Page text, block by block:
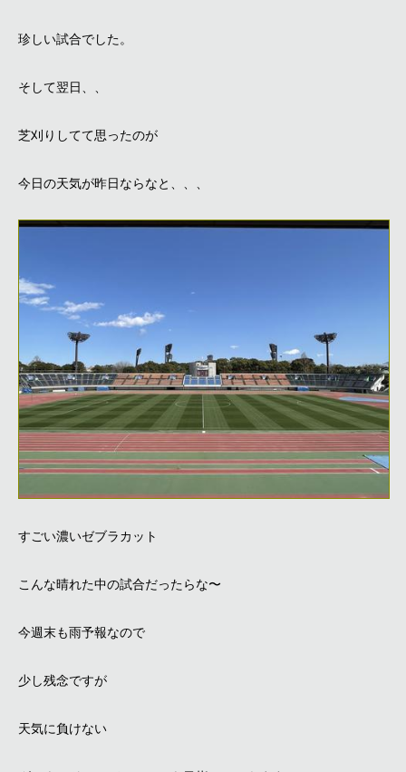
珍しい試合でした。
そして翌日、、
芝刈りしてて思ったのが
今日の天気が昨日ならなと、、、
すごい濃いゼブラカット
こんな晴れた中の試合だったらな〜
今週末も雨予報なので
少し残念ですが
天気に負けない